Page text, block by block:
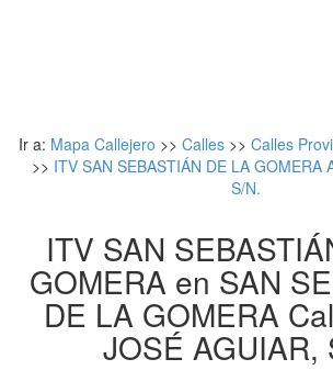
Ir a: Mapa Callejero >> Calles >> Calles
>> ITV SAN SEBASTIÁN DE LA GOMERA
S/N.
ITV SAN
GOMERA en SAN
DE LA GOMERA
JOSÉ AGUIAR,